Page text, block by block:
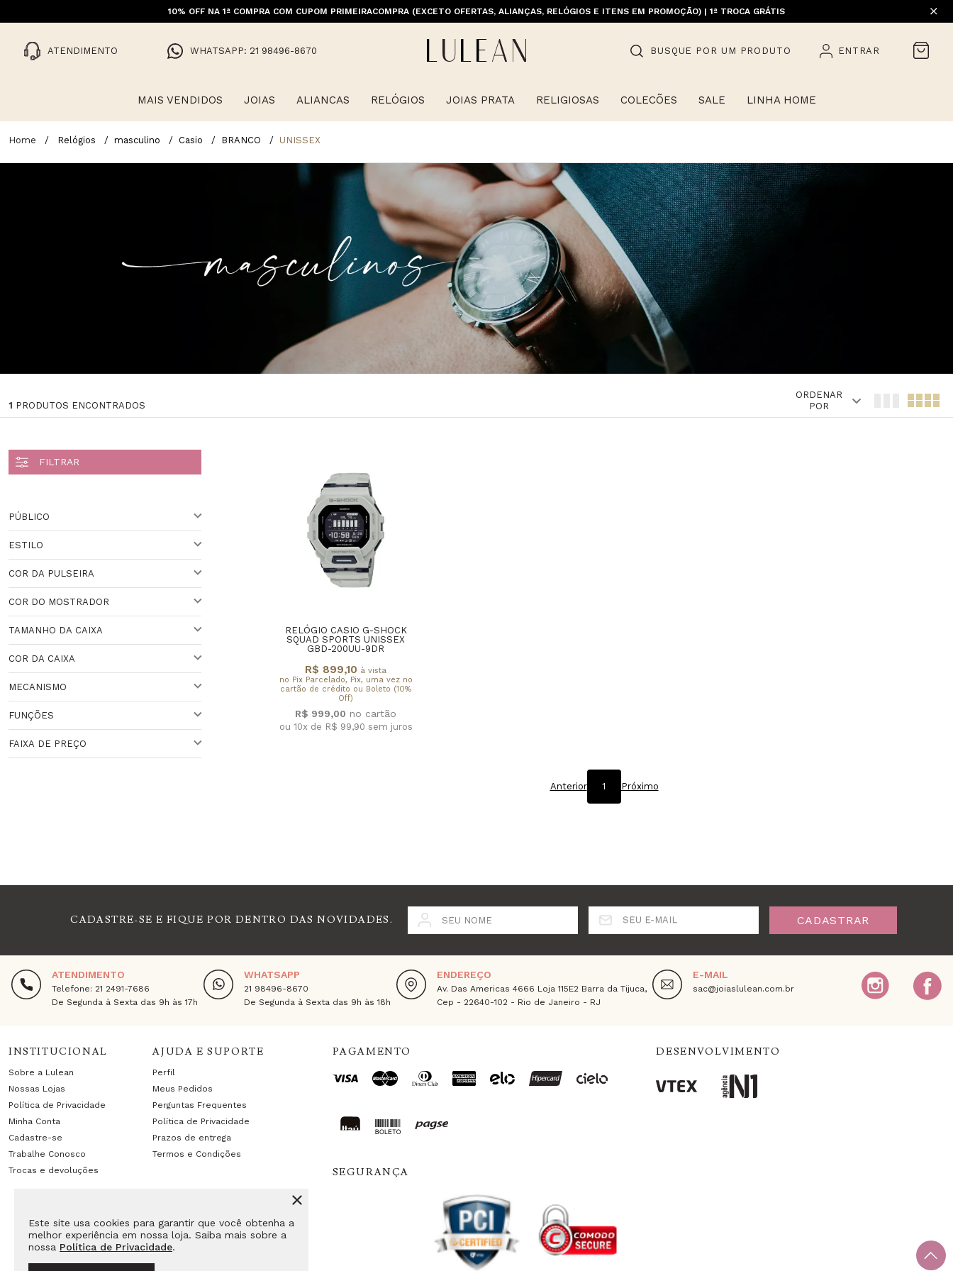
10% OFF NA 1ª COMPRA COM CUPOM PRIMEIRACOMPRA (EXCETO OFERTAS, ALIANÇAS, RELÓGIOS E ITENS EM PROMOÇÃO) | 1ª TROCA GRÁTIS
FRETE GRÁTIS ACIMA DE 399 PARA REGIÕES SELECIONADAS (EXCETO LINHA HOME)
ATENDIMENTO WHATSAPP: 21 98496-8670 BUSQUE POR UM PRODUTO ENTRAR
MAIS VENDIDOS JOIAS ALIANCAS RELÓGIOS JOIAS PRATA RELIGIOSAS COLECÕES SALE LINHA HOME
Este site usa cookies para garantir que você obtenha a
melhor experiência em nossa loja. Saiba mais sobre a
nossa Política de Privacidade.
Relógios masculino Casio BRANCO UNISSEX
1 PRODUTOS ENCONTRADOS
ORDENAR
POR
PÚBLICO
ESTILO
COR DA PULSEIRA
COR DO MOSTRADOR
TAMANHO DA CAIXA
COR DA CAIXA
MECANISMO
QUARTZO
FUNÇÕES
CRONÔMETRO
FAIXA DE PREÇO
RELÓGIO CASIO G-SHOCK
SQUAD SPORTS UNISSEX
GBD-200UU-9DR
R$ 899,10 à vista
no Pix Parcelado, Pix, uma vez no
cartão de crédito ou Boleto (10%
Off)
R$ 999,00
ou 10x de R$ 99,90 sem juros
Anterior 1 Próximo
CADASTRE-SE E FIQUE POR DENTRO DAS NOVIDADES. SEU NOME SEU E-MAIL CADASTRAR
ATENDIMENTO
Telefone: 21 2491-7686
De Segunda à Sexta das 9h às 17h
WHATSAPP
21 98496-8670
De Segunda à Sexta das 9h às 18h
ENDEREÇO
Av. Das Americas 4666 Loja 115E2 Barra da Tijuca,
Cep - 22640-102 - Rio de Janeiro - RJ
E-MAIL
sac@joiaslulean.com.br
INSTITUCIONAL
Sobre a Lulean
Nossas Lojas
Política de Privacidade
Minha Conta
Cadastre-se
Trabalhe Conosco
Trocas e devoluções
AJUDA E SUPORTE
Perfil
Meus Pedidos
Perguntas Frequentes
Política de Privacidade
Prazos de entrega
Termos e Condições
PAGAMENTO
SEGURANÇA
DESENVOLVIMENTO